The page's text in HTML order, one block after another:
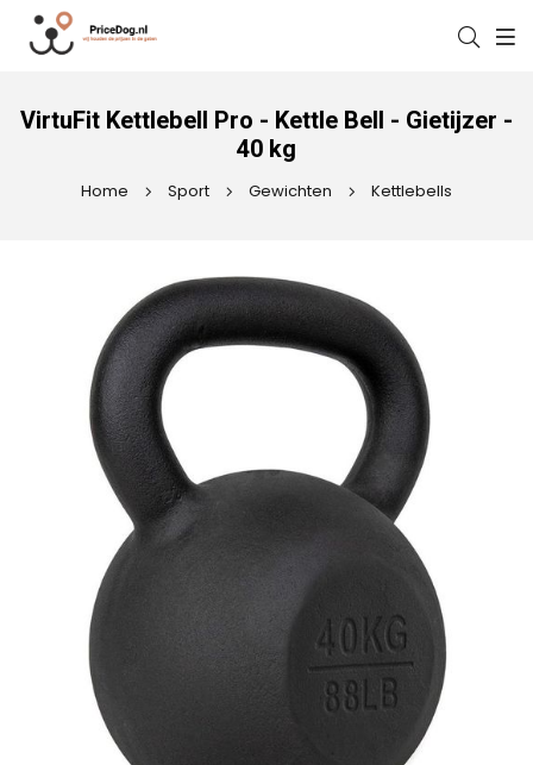
VirtuFit Kettlebell Pro - Kettle Bell - Gietijzer -
40 kg
Home Sport Gewichten Kettlebells